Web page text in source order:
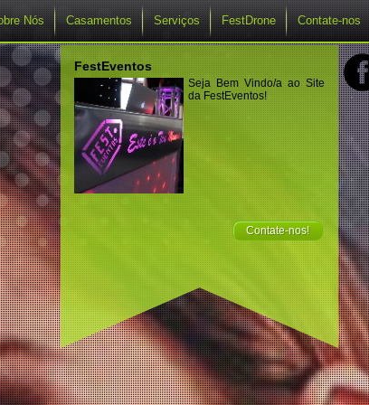
FestEventos
Seja Bem Vindo/a ao Site
da FestEventos!
Contate-nos!
Nós Casamentos Serviços FestDrone Contate-nos